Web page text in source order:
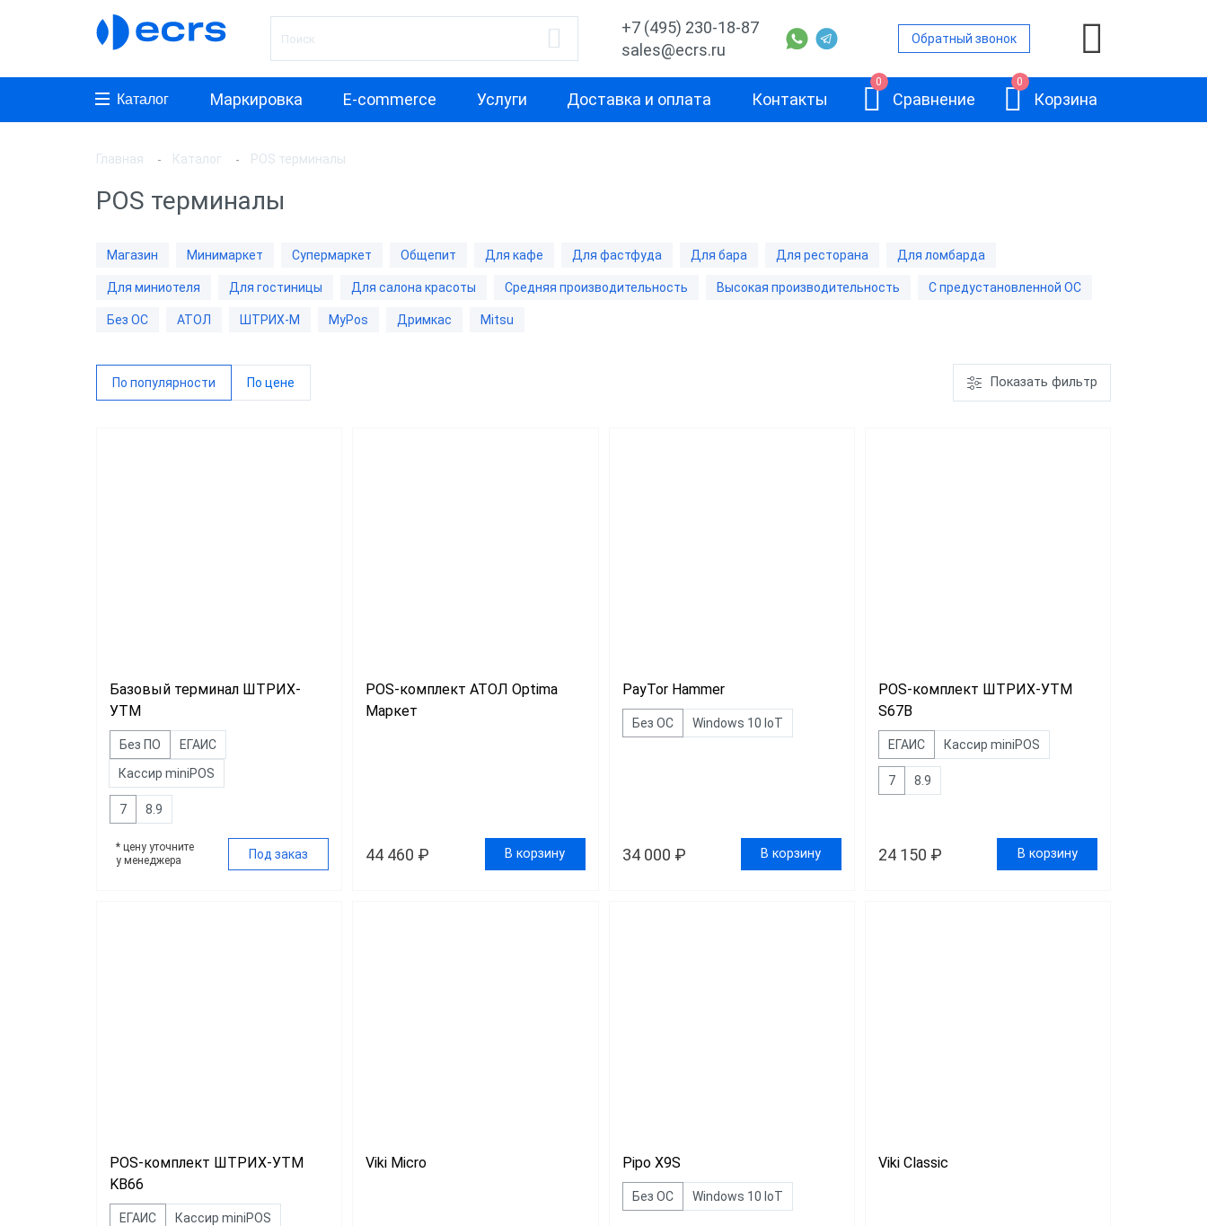
+7 (495) 230-18-87
sales@ecrs.ru
Обратный звонок
Каталог Маркировка E-commerce Услуги Доставка и оплата Контакты
0
Сравнение
0
Корзина
Дримкас
производительность
Главная Каталог POS терминалы
POS терминалы
Магазин Минимаркет Супермаркет Общепит Для кафе Для фастфуда Для бара Для ресторана Для ломбарда
Для миниотеля Для гостиницы Для салона красоты Средняя производительность Высокая производительность С предустановленной ОС
Без ОС АТОЛ ШТРИХ-М MyPos Дримкас Mitsu
По популярности По цене Показать фильтр
Базовый терминал ШТРИХ-
УТМ
Без ПО
ЕГАИС
Кассир miniPOS
7 8.9
* цену уточните
у менеджера
Под заказ
POS-комплект АТОЛ Optima
Маркет
44 460 ₽ В корзину
PayTor Hammer
Без ОС Windows 10 IoT
34 000 ₽ В корзину
POS-комплект ШТРИХ-УТМ
S67B
ЕГАИС Кассир miniPOS
7 8.9
24 150 ₽ В корзину
POS-комплект ШТРИХ-УТМ
KB66
ЕГАИС Кассир miniPOS
Viki Micro Pipo X9S
Без ОС Windows 10 IoT
Viki Classic